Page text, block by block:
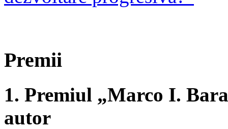
Premii
1. Premiul „Marco I.
autor